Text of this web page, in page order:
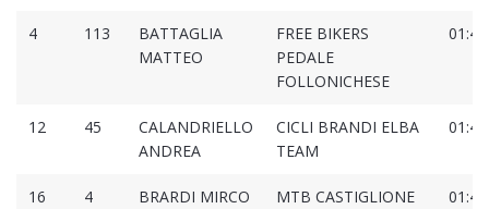
4 113
BATTAGLIA
MATTEO
FREE BIKERS
PEDALE
FOLLONICHESE
12 45
CALANDRIELLO
ANDREA
CICLI BRANDI ELBA
TEAM
16 4 BRARDI MIRCO
MTB CASTIGLIONE